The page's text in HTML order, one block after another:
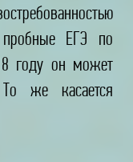
пробные ЕГЭ по
году он может
же касается